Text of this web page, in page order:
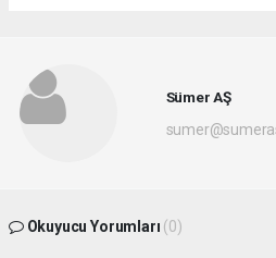
Sümer AŞ
Okuyucu Yorumları (0)